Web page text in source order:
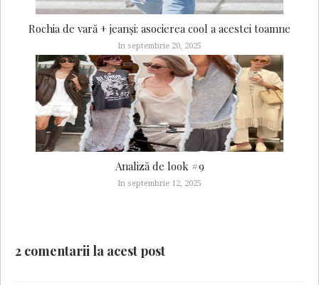
Rochia de vară + jeanși: asocierea cool a acestei toamne
In septembrie 20, 2025
Analiză de look #9
In septembrie 12, 2025
2 comentarii la acest post